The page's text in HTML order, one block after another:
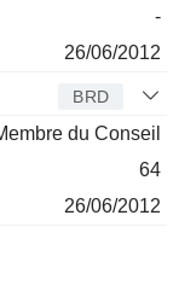
-
26/06/2012
BRD
du Conseil
64
26/06/2012